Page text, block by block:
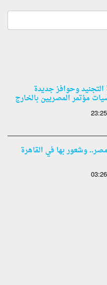
وحوافز جديدة
مؤتمر المصريين بالخارج
23:25
وشعور بها في القاهرة
03:26